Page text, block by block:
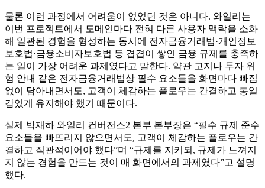
물론 이런 과정에서 어려움이 없었던 것은 아니다. 와일리는
이번 프로젝트에서 도메인마다 전혀 다른 사용자 맥락을 소화
해 일관된 경험을 형성하는 동시에 전자금융거래법·개인정보
보호법·금융소비자보호법 등 겹겹이 쌓인 금융 규제를 충족하
는 일이 가장 어려운 과제였다고 말한다. 약관 고지나 투자 위
험 안내 같은 전자금융거래법상 필수 요소들을 화면마다 빠짐
없이 담아내면서도, 고객이 체감하는 플로우는 간결하고 통일
감있게 유지해야 했기 때문이다.
실제 박재하 와일리 컨버전스2 본부 본부장은 “필수 규제 준수
요소들을 빠뜨리지 않으면서도, 고객이 체감하는 플로우는 간
결하고 직관적이어야 했다”며 “규제를 지키되, 규제가 느껴지
지 않는 경험을 만드는 것이 매 화면에서의 과제였다”고 설명
했다.